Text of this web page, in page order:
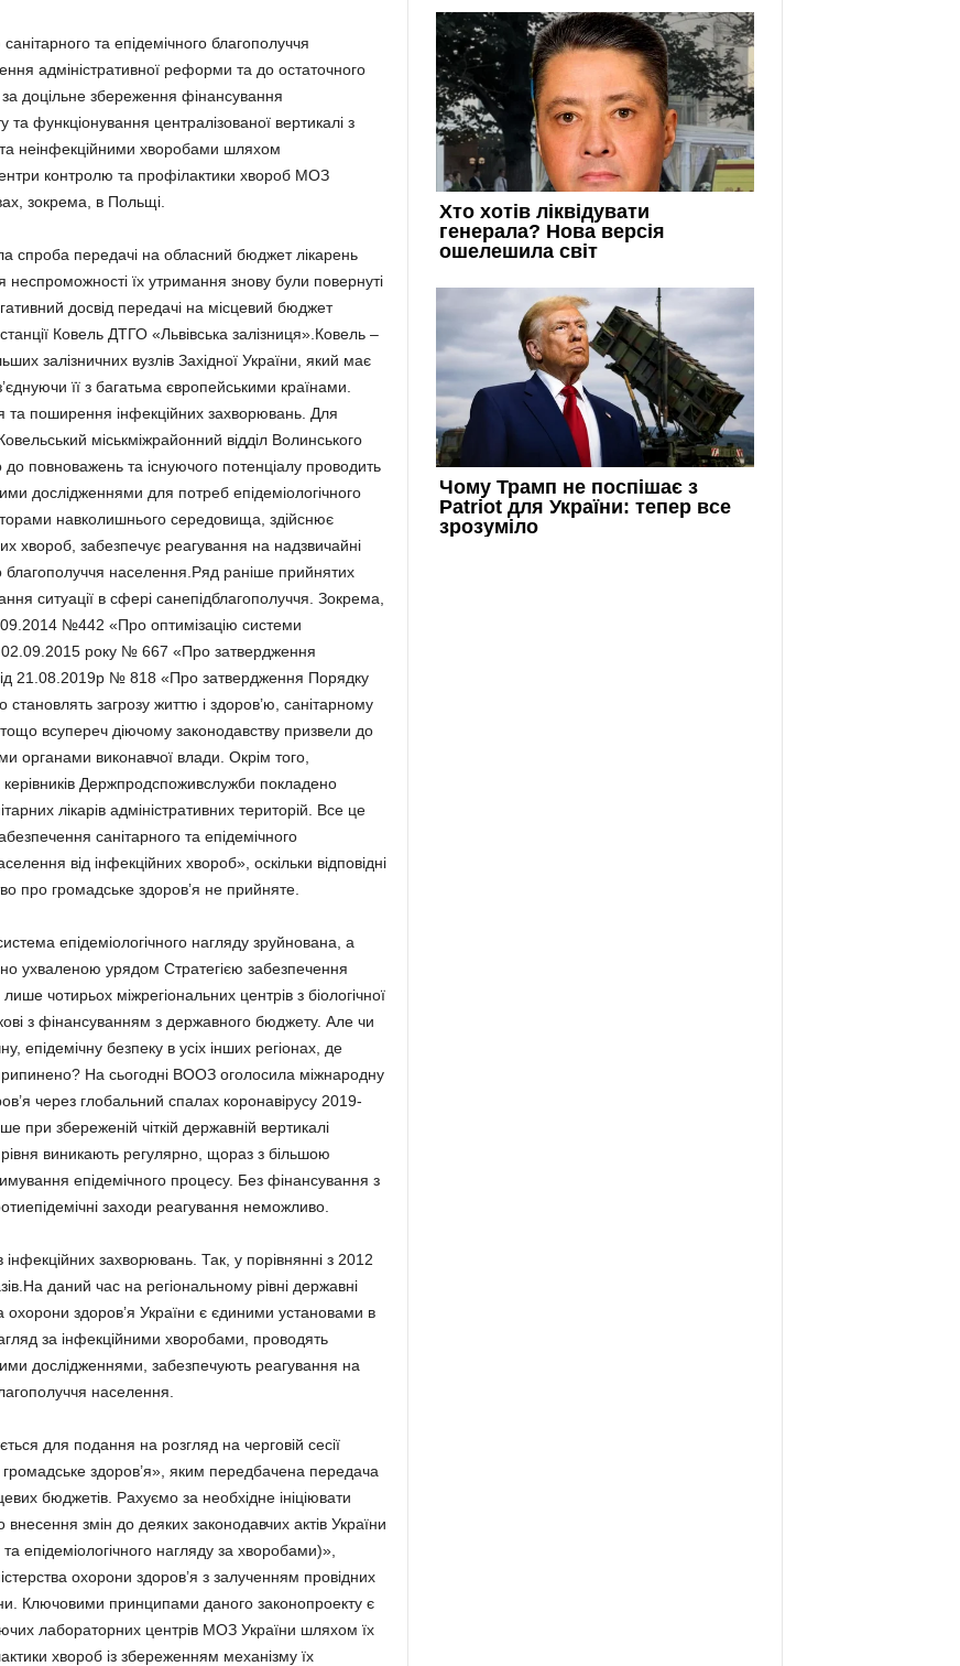
та епідемічного благополуччя
адміністративної реформи та до остаточного
доцільне збереження фінансування
функціонування централізованої вертикалі з
та неінфекційними хворобами шляхом
контролю та профілактики хвороб МОЗ
зокрема, в Польщі.
спроба передачі на обласний бюджет лікарень
неспроможності їх утримання знову були повернуті
досвід передачі на місцевий бюджет
Ковель ДТГО «Львівська залізниця».Ковель –
залізничних вузлів Західної України, який має
її з багатьма європейськими країнами.
та поширення інфекційних захворювань. Для
міськміжрайонний відділ Волинського
повноважень та існуючого потенціалу проводить
дослідженнями для потреб епідеміологічного
навколишнього середовища, здійснює
хвороб, забезпечує реагування на надзвичайні
благополуччя населення.Ряд раніше прийнятих
ситуації в сфері санепідблагополуччя. Зокрема,
№442 «Про оптимізацію системи
02.09.2015 року № 667 «Про затвердження
21.08.2019р № 818 «Про затвердження Порядку
становлять загрозу життю і здоров’ю, санітарному
всупереч діючому законодавству призвели до
органами виконавчої влади. Окрім того,
Держпродспоживслужби покладено
лікарів адміністративних територій. Все це
санітарного та епідемічного
від інфекційних хвороб», оскільки відповідні
про громадське здоров’я не прийняте.
епідеміологічного нагляду зруйнована, а
ухваленою урядом Стратегією забезпечення
чотирьох міжрегіональних центрів з біологічної
з фінансуванням з державного бюджету. Але чи
епідемічну безпеку в усіх інших регіонах, де
На сьогодні ВООЗ оголосила міжнародну
через глобальний спалах коронавірусу 2019-
збереженій чіткій державній вертикалі
рівня виникають регулярно, щораз з більшою
епідемічного процесу. Без фінансування з
заходи реагування неможливо.
інфекційних захворювань. Так, у порівнянні з 2012
даний час на регіональному рівні державні
охорони здоров’я України є єдиними установами в
за інфекційними хворобами, проводять
дослідженнями, забезпечують реагування на
населення.
для подання на розгляд на черговій сесії
здоров’я», яким передбачена передача
бюджетів. Рахуємо за необхідне ініціювати
змін до деяких законодавчих актів України
епідеміологічного нагляду за хворобами)»,
охорони здоров’я з залученням провідних
Ключовими принципами даного законопроекту є
лабораторних центрів МОЗ України шляхом їх
хвороб із збереженням механізму їх